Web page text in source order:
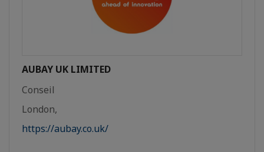
AUBAY UK LIMITED
Conseil
London,
https://aubay.co.uk/